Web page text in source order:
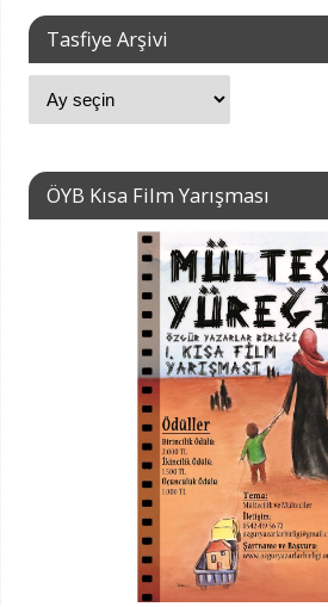
Tasfiye Arşivi
ÖYB Kısa Film Yarışması